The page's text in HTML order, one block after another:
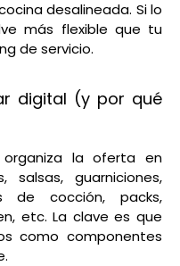
desalineada. Si lo
más flexible que tu
de servicio.
digital (y por qué
organiza la oferta en
salsas, guarniciones,
de cocción, packs,
etc. La clave es que
como componentes